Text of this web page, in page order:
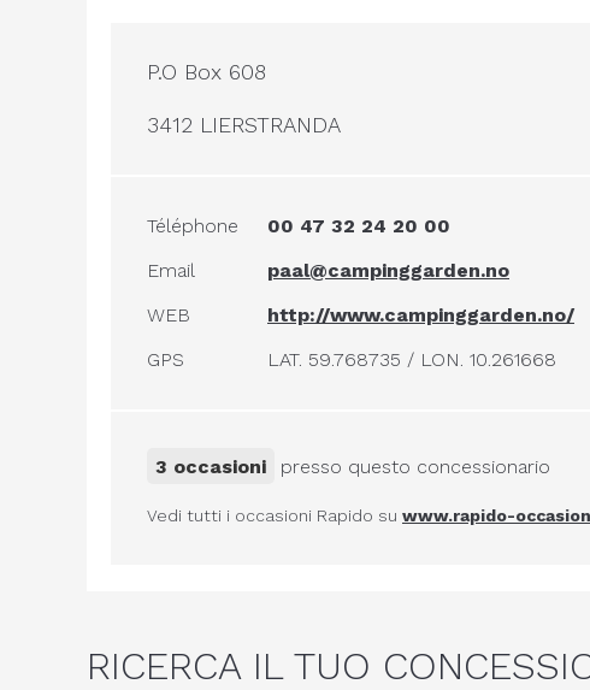
P.O Box 608
3412 LIERSTRANDA
Téléphone
00 47 32 24 20 00
Email
paal@campinggarden.no
WEB
http://www.campinggarden.no/
GPS
LAT. 59.768735 / LON. 10.261668
3 occasioni presso questo concessionario
Vedi tutti i occasioni Rapido su www.rapido-
RICERCA IL TUO